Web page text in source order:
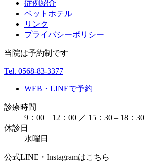
症例紹介
ペットホテル
リンク
プライバシーポリシー
当院は予約制です
Tel. 0568-83-3377
WEB・LINEで予約
診療時間
9：00 ｰ 12：00 ／ 15：30 – 18：30
休診日
水曜日
公式LINE・Instagramはこちら